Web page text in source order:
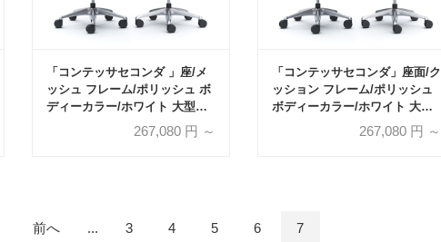
「コンテッサセコンダ 」座/メ
ッシュ フレーム/ポリッシュ ボ
ディーカラー/ホワイト 大型ヘ
ッドレスト 全13色 ランバーサ
ポート有・無【受注生産品】
267,080 円 ～
「コンテッサセコンダ」座面/ク
ッション フレーム/ポリッシュ
ボディーカラー/ホワイト 大型
ヘッドレスト 張地全13色 ラン
バーサポート有・無【受注生産
267,080 円 ～
前へ ... 3 4 5 6 7